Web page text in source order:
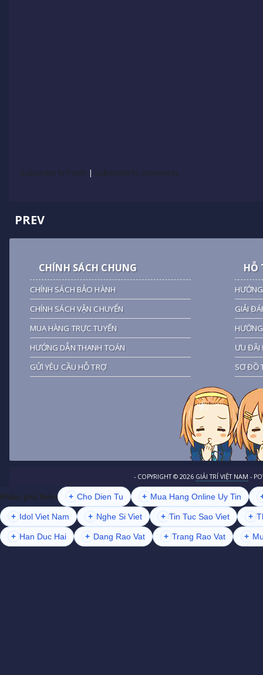
Subscribe to Posts | Subscribe to Comments
PREV
CHÍNH SÁCH CHUNG
CHÍNH SÁCH BẢO HÀNH
CHÍNH SÁCH VẬN CHUYỂN
MUA HÀNG TRỰC TUYẾN
HƯỚNG DẪN THANH TOÁN
GỬI YÊU CẦU HỖ TRỢ
HỖ
GIẢI
ƯU ĐÃI
SƠ ĐỒ
- COPYRIGHT © 2026 GIẢI TRÍ VIỆT NAM -
Khám phá thêm + Cho Dien Tu + Mua Hang Online Uy Tin
+ Idol Viet Nam + Nghe Si Viet + Tin Tuc Sao Viet +
+ Han Duc Hai + Dang Rao Vat + Trang Rao Vat +